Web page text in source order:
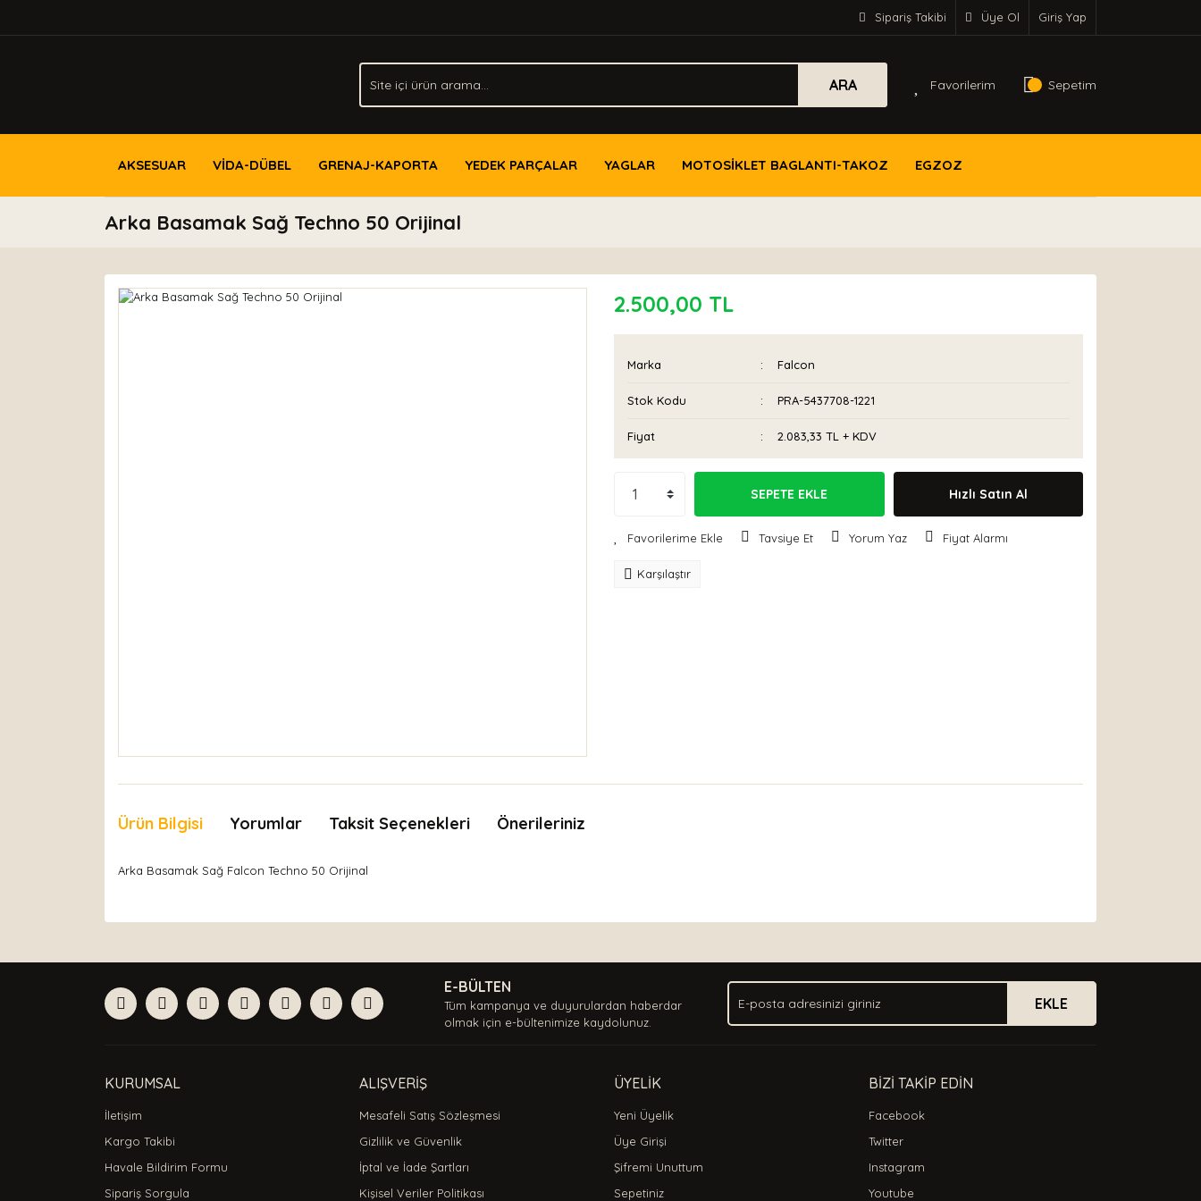
Sipariş Takibi Üye Ol Giriş Yap
ARA Favorilerim Sepetim
AKSESUAR VİDA-DÜBEL GRENAJ-KAPORTA YEDEK PARÇALAR YAGLAR MOTOSİKLET BAGLANTI-TAKOZ EGZOZ
Arka Basamak Sağ Techno 50 Orijinal
2.500,00 TL
Marka Falcon
Stok Kodu PRA-5437708-1221
Fiyat 2.083,33 TL + KDV
SEPETE EKLE Hızlı Satın Al
Tavsiye Et Yorum Yaz Fiyat Alarmı
Karşılaştır
Ürün Bilgisi Yorumlar Taksit Seçenekleri Önerileriniz
Arka Basamak Sağ Falcon Techno 50 Orijinal
Ürün açıklamasında eksik bilgiler bulunuyor.
Bu ürüne benzer farklı alternatifler olmalı.
Gönder
E-BÜLTEN
Tüm kampanya ve duyurulardan haberdar
olmak için e-bültenimize kaydolunuz.
EKLE
KURUMSAL
İletişim
Kargo Takibi
Havale Bildirim Formu
Sipariş Sorgula
ALIŞVERİŞ
Mesafeli Satış Sözleşmesi
Gizlilik ve Güvenlik
İptal ve İade Şartları
Kişisel Veriler Politikası
ÜYELİK
Yeni Üyelik
Üye Girişi
Şifremi Unuttum
Sepetiniz
BİZİ TAKİP EDİN
Facebook
Twitter
Instagram
Youtube